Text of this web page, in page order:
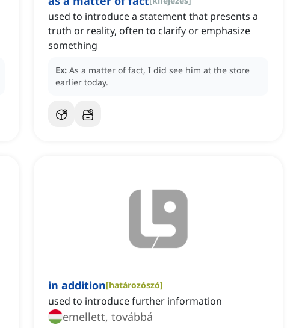
used to introduce a statement that presents a
truth or reality, often to clarify or emphasize
something
Ex: As a matter of fact, I did see him at the store
earlier today.
in addition[határozószó]
used to introduce further information
emellett, továbbá